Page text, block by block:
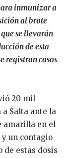
inmunizar a
al brote
se llevarán
de esta
registran casos
20 mil
Salta ante la
amarilla en el
un contagio
de estas dosis